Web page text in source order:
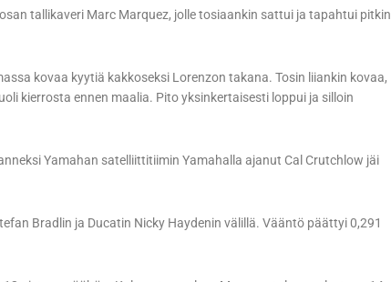
tallikaveri Marc Marquez, jolle tosiaankin sattui ja tapahtui pitkin
kovaa kyytiä kakkoseksi Lorenzon takana. Tosin liiankin kovaa,
kierrosta ennen maalia. Pito yksinkertaisesti loppui ja silloin
Yamahan satelliittitiimin Yamahalla ajanut Cal Crutchlow jäi
Bradlin ja Ducatin Nicky Haydenin välillä. Vääntö päättyi 0,291